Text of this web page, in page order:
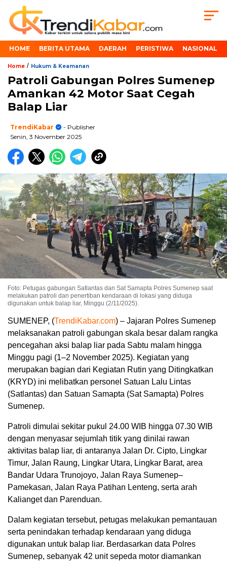
HOME BERITA UTAMA DAERAH PERISTIWA NASIONAL
Home / Hukum & Keamanan
Patroli Gabungan Polres Sumenep
Amankan 42 Motor Saat Cegah
Balap Liar
TrendiKabar
- Publisher
Senin, 3 November 2025
Foto: Petugas gabungan Satlantas dan Sat Samapta Polres Sumenep saat
melakukan patroli dan penertiban kendaraan di lokasi yang diduga
digunakan untuk balap liar, Minggu (2/11/2025).
SUMENEP, (TrendiKabar.com) – Jajaran Polres Sumenep
melaksanakan patroli gabungan skala besar dalam rangka
pencegahan aksi balap liar pada Sabtu malam hingga
Minggu pagi (1–2 November 2025). Kegiatan yang
merupakan bagian dari Kegiatan Rutin yang Ditingkatkan
(KRYD) ini melibatkan personel Satuan Lalu Lintas
(Satlantas) dan Satuan Samapta (Sat Samapta) Polres
Sumenep.
Patroli dimulai sekitar pukul 24.00 WIB hingga 07.30 WIB
dengan menyasar sejumlah titik yang dinilai rawan
aktivitas balap liar, di antaranya Jalan Dr. Cipto, Lingkar
Timur, Jalan Raung, Lingkar Utara, Lingkar Barat, area
Bandar Udara Trunojoyo, Jalan Raya Sumenep–
Pamekasan, Jalan Raya Patihan Lenteng, serta arah
Kalianget dan Parenduan.
Dalam kegiatan tersebut, petugas melakukan pemantauan
serta penindakan terhadap kendaraan yang diduga
digunakan untuk balap liar. Berdasarkan data Polres
Sumenep, sebanyak 42 unit sepeda motor diamankan